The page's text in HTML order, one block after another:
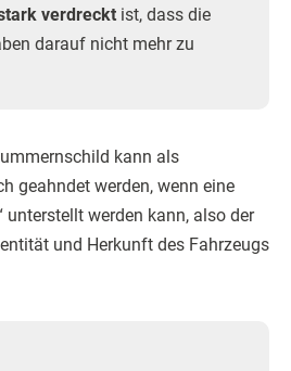
verdreckt ist, dass die
darauf nicht mehr zu
kann als
geahndet werden, wenn eine
unterstellt werden kann, also der
und Herkunft des Fahrzeugs